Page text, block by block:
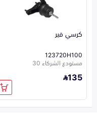
كرسي قير
123720H100
مستودع الشركاء 30
135